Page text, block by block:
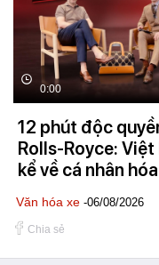
0:00
12 phút độc
Rolls-Royce:
kể về cá nhân
Văn hóa xe -06/08/2026
Chia sẻ